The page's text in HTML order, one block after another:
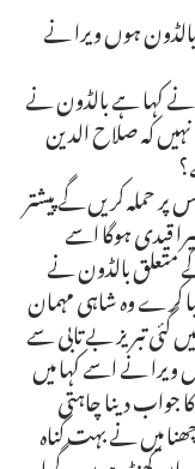
ہوں ویرا نے
نے کہا ہے بالڈون نے
نہیں کہ صلاح الدین
حملہ کریں گے پیشتر
قیدی ہوگا اسے
متعلق بالڈون نے
کرے وہ شاہی مہمان
گئی تبریز بے تابی سے
ویرا نے اسے کہا میں
جواب دینا چاہتی
میں نے بہت گناہ